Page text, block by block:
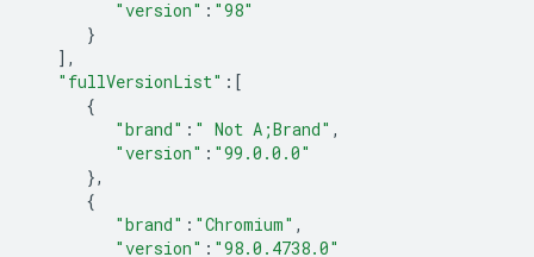
"version" : "98"
}
],
"fullVersionList" : [
{
"brand" : " Not A;Brand" ,
"version" : "99.0.0.0"
},
{
"brand" : "Chromium" ,
"version" : "98.0.4738.0"